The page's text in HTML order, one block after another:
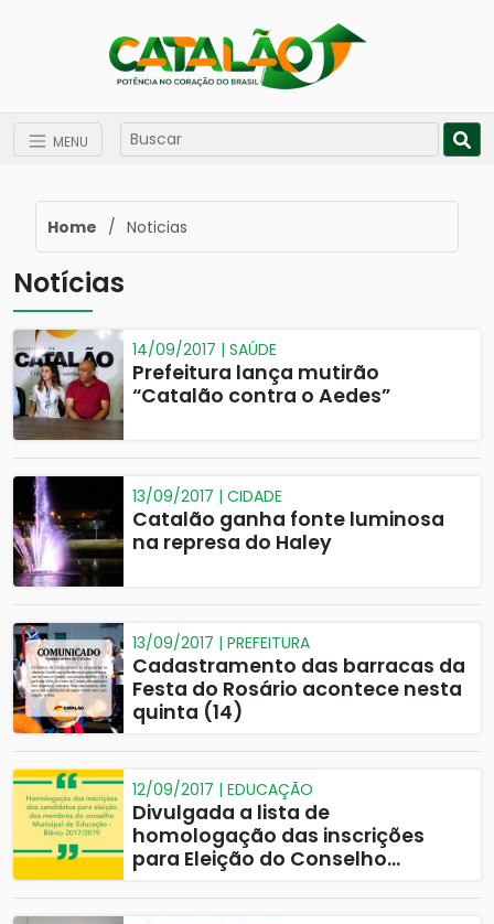
MENU
Home / Noticias
Notícias
14/09/2017 | SAÚDE
Prefeitura lança mutirão
“Catalão contra o Aedes”
13/09/2017 | CIDADE
Catalão ganha fonte luminosa
na represa do Haley
13/09/2017 | PREFEITURA
Cadastramento das barracas da
Festa do Rosário acontece nesta
quinta (14)
12/09/2017 | EDUCAÇÃO
Divulgada a lista de
homologação das inscrições
para Eleição do Conselho